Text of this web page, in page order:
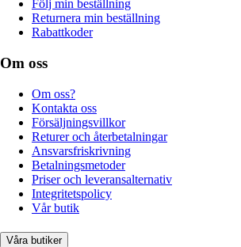
Följ min beställning
Returnera min beställning
Rabattkoder
Om oss
Om oss?
Kontakta oss
Försäljningsvillkor
Returer och återbetalningar
Ansvarsfriskrivning
Betalningsmetoder
Priser och leveransalternativ
Integritetspolicy
Vår butik
Våra butiker